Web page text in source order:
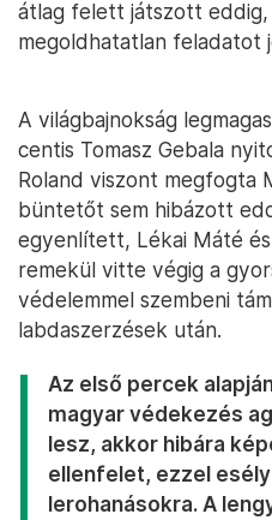
átlag felett játszott eddig,
megoldhatatlan feladatot
A világbajnokság
centis Tomasz Gebala
Roland viszont megfogta
büntetőt sem hibázott
egyenlített, Lékai Máté
remekül vitte végig a
védelemmel szembeni
labdaszerzések után.
Az első percek
magyar védekezés
lesz, akkor hibára
ellenfelet, ezzel
lerohanásokra. A